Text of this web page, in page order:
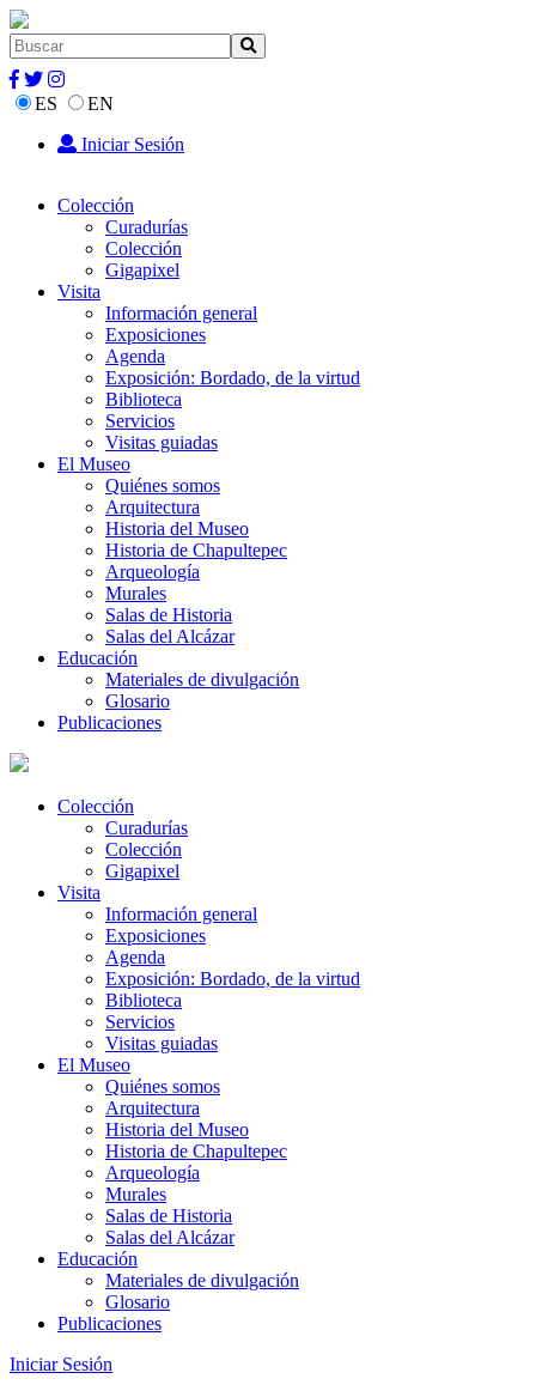
ES
EN
Iniciar Sesión
Colección
Curadurías
Colección
Gigapixel
Visita
Información general
Exposiciones
Agenda
Exposición: Bordado, de la virtud
Biblioteca
Servicios
Visitas guiadas
El Museo
Quiénes somos
Arquitectura
Historia del Museo
Historia de Chapultepec
Arqueología
Murales
Salas de Historia
Salas del Alcázar
Educación
Materiales de divulgación
Glosario
Publicaciones
Colección
Curadurías
Colección
Gigapixel
Visita
Información general
Exposiciones
Agenda
Exposición: Bordado, de la virtud
Biblioteca
Servicios
Visitas guiadas
El Museo
Quiénes somos
Arquitectura
Historia del Museo
Historia de Chapultepec
Arqueología
Murales
Salas de Historia
Salas del Alcázar
Educación
Materiales de divulgación
Glosario
Publicaciones
Iniciar Sesión